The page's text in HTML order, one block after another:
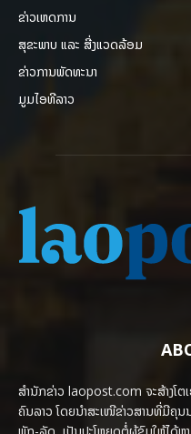
ຂ່າວເຫດການ
ສຸຂະພາບ ແລະ ສີ່ງແວດລ້ອມ
ຂ່າວການພັດທະນາ
ມູມໄອທີລາວ
ສຳນັກຂ່າວ laopost.com ຈະສ້າງໂຕ
ຄົນລາວ ໂດຍນຳສະເໜີຂ່າວສານທີ່ມີຄຸນ